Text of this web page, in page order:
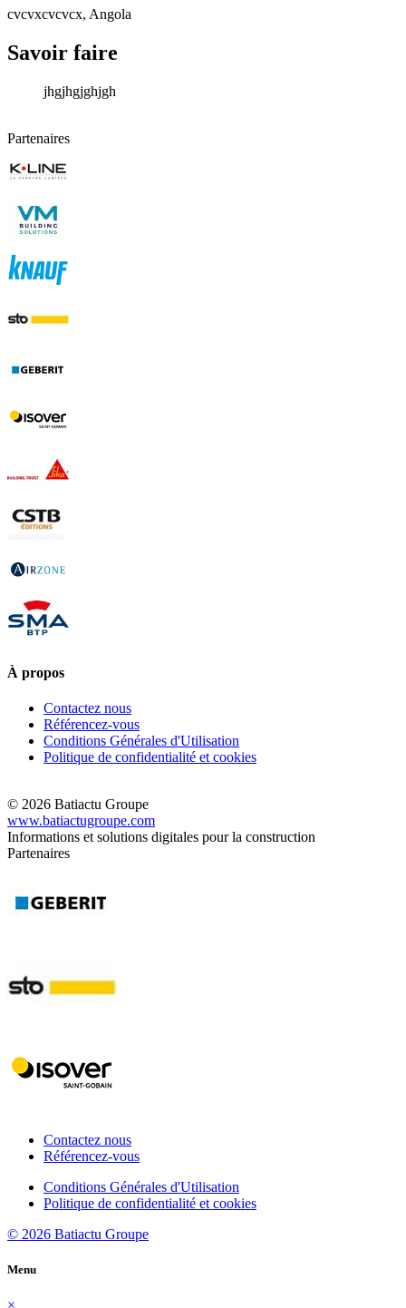
cvcvxcvcvcx, Angola
Savoir faire
jhgjhgjghjgh
Partenaires
À propos
Contactez nous
Référencez-vous
Conditions Générales d'Utilisation
Politique de confidentialité et cookies
© 2026 Batiactu Groupe
www.batiactugroupe.com
Informations et solutions digitales pour la construction
Partenaires
Contactez nous
Référencez-vous
Conditions Générales d'Utilisation
Politique de confidentialité et cookies
© 2026 Batiactu Groupe
Menu